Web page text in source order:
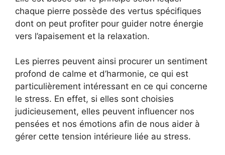
chaque pierre possède des vertus spécifiques
dont on peut profiter pour guider notre énergie
vers l’apaisement et la relaxation.
Les pierres peuvent ainsi procurer un sentiment
profond de calme et d’harmonie, ce qui est
particulièrement intéressant en ce qui concerne
le stress. En effet, si elles sont choisies
judicieusement, elles peuvent influencer nos
pensées et nos émotions afin de nous aider à
gérer cette tension intérieure liée au stress.